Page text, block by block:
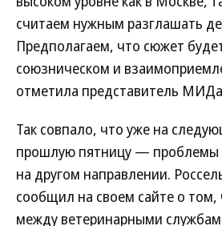
считаем нужным разглашать
Предполагаем, что сюжет
союзническом и
отметила представитель
Так совпало, что уже на
прошлую пятницу — проблемы
на другом направлении.
сообщил на своем сайте о том,
между ветеринарными